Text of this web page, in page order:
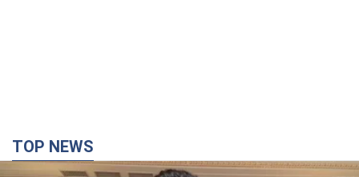
TOP NEWS